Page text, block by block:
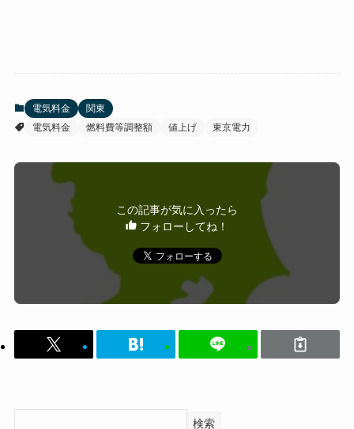
電気料金
関東
電気料金
燃料費等調整額 値上げ 東京電力
この記事が気に入ったら
フォローしてね！
検索